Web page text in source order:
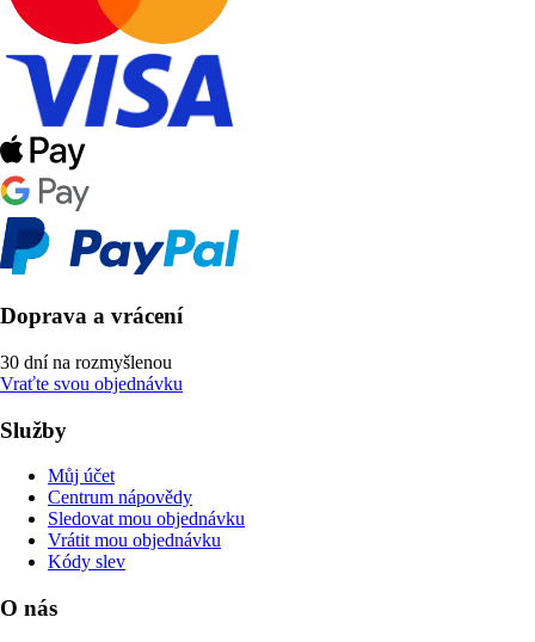
Doprava a vrácení
30 dní na rozmyšlenou
Vraťte svou objednávku
Služby
Můj účet
Centrum nápovědy
Sledovat mou objednávku
Vrátit mou objednávku
Kódy slev
O nás